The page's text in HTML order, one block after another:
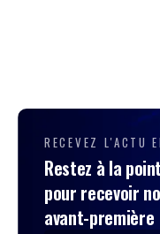
RECEVEZ L'ACTU
Restez à la
pour recevoir
avant-première